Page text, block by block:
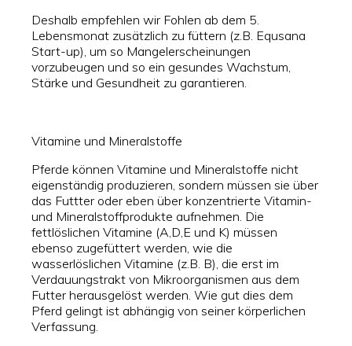
Deshalb empfehlen wir Fohlen ab dem 5.
Lebensmonat zusätzlich zu füttern (z.B. Equsana
Start-up), um so Mangelerscheinungen
vorzubeugen und so ein gesundes Wachstum,
Stärke und Gesundheit zu garantieren.
Vitamine und Mineralstoffe
Pferde können Vitamine und Mineralstoffe nicht
eigenständig produzieren, sondern müssen sie über
das Futtter oder eben über konzentrierte Vitamin-
und Mineralstoffprodukte aufnehmen. Die
fettlöslichen Vitamine (A,D,E und K) müssen
ebenso zugefüttert werden, wie die
wasserlöslichen Vitamine (z.B. B), die erst im
Verdauungstrakt von Mikroorganismen aus dem
Futter herausgelöst werden. Wie gut dies dem
Pferd gelingt ist abhängig von seiner körperlichen
Verfassung.